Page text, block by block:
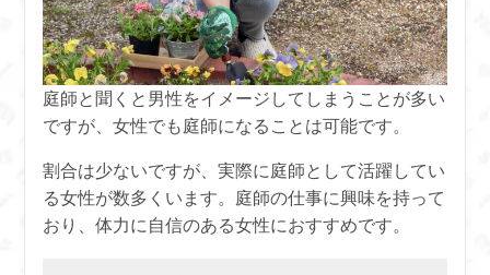
庭師と聞くと男性をイメージしてしまうことが多い
ですが、女性でも庭師になることは可能です。
割合は少ないですが、実際に庭師として活躍してい
る女性が数多くいます。庭師の仕事に興味を持って
おり、体力に自信のある女性におすすめです。